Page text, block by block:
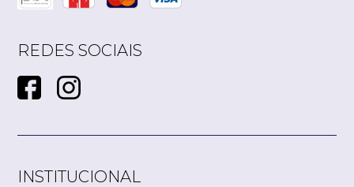
REDES SOCIAIS
INSTITUCIONAL